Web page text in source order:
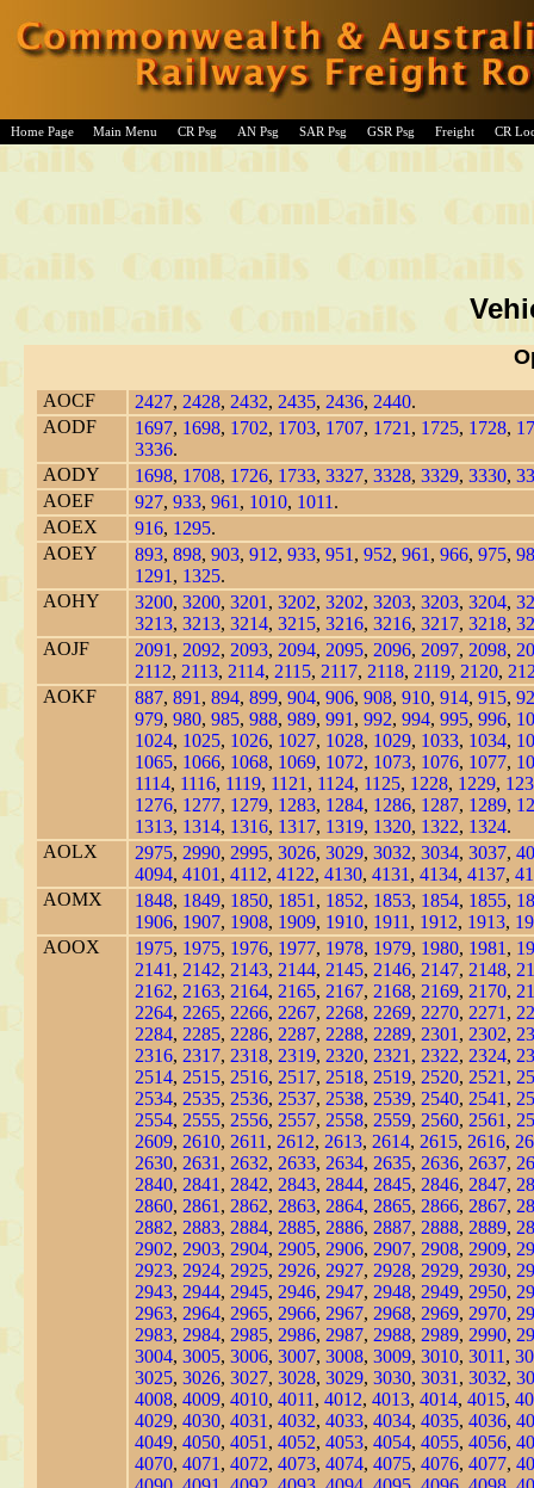
Home Page Main Menu CR Psg AN Psg SAR Psg GSR Psg Freight CR
AOCF 2427, 2428, 2432, 2435, 2436, 2440.
AODF
1697, 1698, 1702, 1703, 1707, 1721 , 1725, 1728,
3336.
AODY
1698, 1708, 1726, 1733, 3327, 3328, 3329, 3330,
AOEF
927, 933, 961 , 1010, 1011 .
AOEX
916, 1295.
AOEY
893, 898, 903, 912, 933, 951 , 952, 961 , 966, 975,
1291 , 1325.
AOHY
3200, 3200, 3201 , 3202, 3202, 3203, 3203, 3204,
3213, 3213, 3214, 3215, 3216, 3216, 3217, 3218,
AOJF
2091 , 2092, 2093, 2094, 2095, 2096, 2097, 2098,
2112, 2113, 2114, 2115, 2117, 2118, 2119, 2120,
AOKF
887, 891 , 894, 899, 904, 906, 908, 910, 914, 915,
979, 980, 985, 988, 989, 991 , 992, 994, 995, 996,
1024, 1025, 1026, 1027, 1028, 1029, 1033, 1034,
1065, 1066, 1068, 1069, 1072, 1073, 1076, 1077,
1114, 1116, 1119, 1121 , 1124, 1125, 1228, 1229,
1276, 1277, 1279, 1283, 1284, 1286, 1287, 1289,
1313, 1314, 1316, 1317, 1319, 1320, 1322, 1324.
AOLX
2975, 2990, 2995, 3026, 3029, 3032, 3034, 3037,
4094, 4101 , 4112, 4122, 4130, 4131 , 4134, 4137,
AOMX
1848, 1849, 1850, 1851 , 1852, 1853, 1854, 1855,
1906, 1907, 1908, 1909, 1910, 1911 , 1912, 1913,
AOOX
1975, 1975, 1976, 1977, 1978, 1979, 1980, 1981 ,
2141 , 2142, 2143, 2144, 2145, 2146, 2147, 2148,
2162, 2163, 2164, 2165, 2167, 2168, 2169, 2170,
2264, 2265, 2266, 2267, 2268, 2269, 2270, 2271 ,
2284, 2285, 2286, 2287, 2288, 2289, 2301 , 2302,
2316, 2317, 2318, 2319, 2320, 2321 , 2322, 2324,
2514, 2515, 2516, 2517, 2518, 2519, 2520, 2521 ,
2534, 2535, 2536, 2537, 2538, 2539, 2540, 2541 ,
2554, 2555, 2556, 2557, 2558, 2559, 2560, 2561 ,
2609, 2610, 2611 , 2612, 2613, 2614, 2615, 2616,
2630, 2631 , 2632, 2633, 2634, 2635, 2636, 2637,
2840, 2841 , 2842, 2843, 2844, 2845, 2846, 2847,
2860, 2861 , 2862, 2863, 2864, 2865, 2866, 2867,
2882, 2883, 2884, 2885, 2886, 2887, 2888, 2889,
2902, 2903, 2904, 2905, 2906, 2907, 2908, 2909,
2923, 2924, 2925, 2926, 2927, 2928, 2929, 2930,
2943, 2944, 2945, 2946, 2947, 2948, 2949, 2950,
2963, 2964, 2965, 2966, 2967, 2968, 2969, 2970,
2983, 2984, 2985, 2986, 2987, 2988, 2989, 2990,
3004, 3005, 3006, 3007, 3008, 3009, 3010, 3011 ,
3025, 3026, 3027, 3028, 3029, 3030, 3031 , 3032,
4008, 4009, 4010, 4011 , 4012, 4013, 4014, 4015,
4029, 4030, 4031 , 4032, 4033, 4034, 4035, 4036,
4049, 4050, 4051 , 4052, 4053, 4054, 4055, 4056,
4070, 4071 , 4072, 4073, 4074, 4075, 4076, 4077,